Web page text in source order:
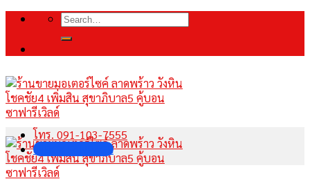
Skip
content
Search
โทร. 091-103-7555
INBOX FANPAGE